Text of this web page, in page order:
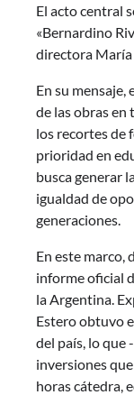
El acto central
«Bernardino
directora María
En su
de las obras
los recortes de
prioridad en
busca generar
igualdad de
generaciones.
En este marco,
informe oficial
la Argentina.
Estero obtuvo
del país, lo que
inversiones
horas cátedra,